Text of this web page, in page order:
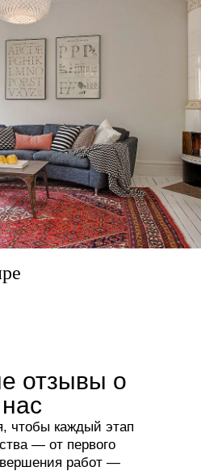
отзывы о
нас
чтобы каждый этап
— от первого
работ —